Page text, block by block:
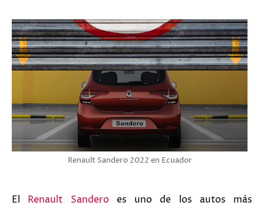
Renault Sandero 2022 en Ecuador
El Renault Sanderoes uno de los autos más